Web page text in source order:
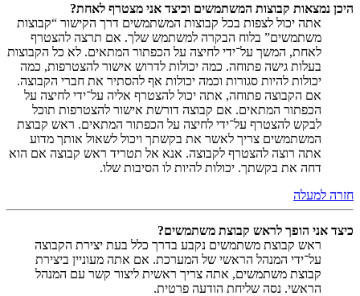
היכן נמצאות קבוצות המשתמשים וכיצד אני מצטרף לאחת?
אתה יכול לצפות בכל קבוצות המשתמשים דרך הקישור “קבוצות
משתמשים” בלוח הבקרה למשתמש שלך. אם תרצה להצטרף
לאחת, המשך על־ידי לחיצה על הכפתור המתאים. לא כל הקבוצות
בעלות גישה פתוחה. כמה יכולות לדרוש אישור להצטרפות, כמה
יכולות להיות סגורות וכמה יכולות אף להסתיר את חברי הקבוצה.
אם הקבוצה פתוחה, אתה יכול להצטרף אליה על־ידי לחיצה על
הכפתור המתאים. אם קבוצה דורשת אישור להצטרפות תוכל
לבקש להצטרף על־ידי לחיצה על הכפתור המתאים. ראש קבוצת
המשתמשים צריך לאשר את בקשתך ויכול לשאול אותך מדוע
אתה רוצה להצטרף לקבוצה. אנא אל תטריד ראש קבוצה אם הוא
דחה את בקשתך. יכולות להיות לו הסיבות שלו.
חזרה למעלה
כיצד אני הופך לראש קבוצת משתמשים?
ראש קבוצת משתמשים נקבע בדרך כלל בעת יצירת הקבוצה
על־ידי המנהל הראשי של המערכת. אם אתה מעוניין ביצירת
קבוצת משתמשים, אתה צריך ראשית ליצור קשר עם המנהל
הראשי. נסה שליחת הודעה פרטית.